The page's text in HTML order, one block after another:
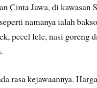
Cinta Jawa, di kawasan
namanya ialah
pecel lele, nasi goreng
rasa kejawaannya.